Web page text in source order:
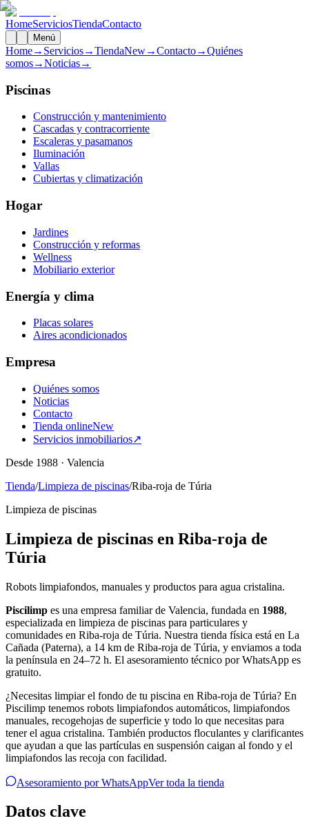
HomeServiciosTiendaContacto
Menú
Home→ Servicios→TiendaNew→Contacto→Quiénes
somos→Noticias→
Piscinas
Construcción y mantenimiento
Cascadas y contracorriente
Escaleras y pasamanos
Iluminación
Vallas
Cubiertas y climatización
Hogar
Jardines
Construcción y reformas
Wellness
Mobiliario exterior
Energía y clima
Placas solares
Aires acondicionados
Empresa
Quiénes somos
Noticias
Contacto
Tienda onlineNew
Servicios inmobiliarios↗
Desde 1988 · Valencia
Tienda/Limpieza de piscinas/Riba-roja de Túria
Limpieza de piscinas
Limpieza de piscinas en Riba-roja de
Túria
Robots limpiafondos, manuales y productos para agua cristalina.
Piscilimp es una empresa familiar de Valencia, fundada en 1988,
especializada en limpieza de piscinas para particulares y
comunidades en Riba-roja de Túria. Nuestra tienda física está en La
Cañada (Paterna), a 14 km de Riba-roja de Túria, y enviamos a toda
la península en 24–72 h. El asesoramiento técnico por WhatsApp es
gratuito.
¿Necesitas limpiar el fondo de tu piscina en Riba-roja de Túria? En
Piscilimp tenemos robots limpiafondos automáticos, limpiafondos
manuales, recogehojas de superficie y todo lo que necesitas para
tener el agua cristalina. También productos floculantes y clarificantes
que ayudan a que las partículas en suspensión caigan al fondo y el
limpiafondos las recoja con facilidad.
Asesoramiento por WhatsAppVer toda la tienda
Datos clave